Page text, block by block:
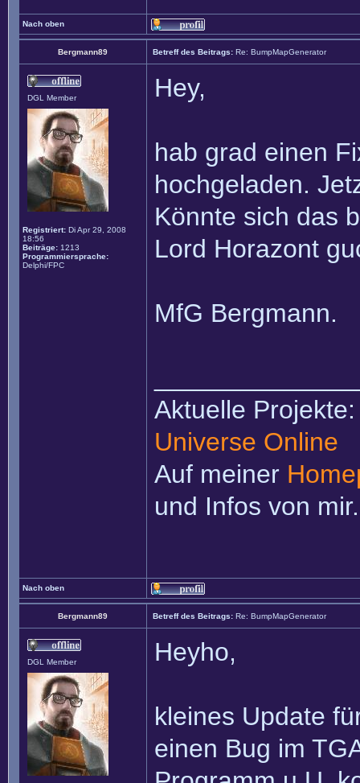
Nach oben
Bergmann89 Betreff des Beitrags: Re: BumpMapGenerator
DGL Member
Registriert: Di Apr 29, 2008
18:56
Beiträge: 1213
Programmiersprache:
Delphi/FPC
Hey,
hab grad einen
hochgeladen.
Könnte sich das
Lord Horazont
MfG Bergmann.
Aktuelle
Universe Online
Auf meiner
und Infos von mir.
Nach oben
Bergmann89 Betreff des Beitrags: Re: BumpMapGenerator
DGL Member Heyho,
kleines Update
einen Bug im